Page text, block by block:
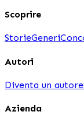
Scoprire
StorieGeneri
Autori
Diventa un autore
Azienda